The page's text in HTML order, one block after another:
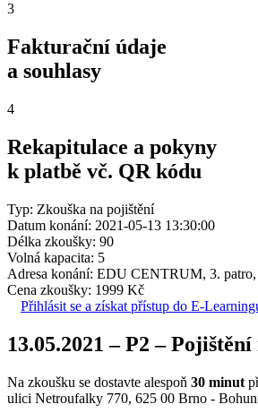
3
Fakturační údaje
a souhlasy
4
Rekapitulace a pokyny
k platbě vč. QR kódu
Typ: Zkouška na pojištění
Datum konání: 2021-05-13 13:30:00
Délka zkoušky: 90
Volná kapacita: 5
Adresa konání: EDU CENTRUM, 3.
Cena zkoušky: 1999 Kč
Přihlásit se a získat přístup do E-
13.05.2021 – P2 –
Na zkoušku se dostavte alespoň 30 minut
ulici Netroufalky 770, 625 00 Brno -